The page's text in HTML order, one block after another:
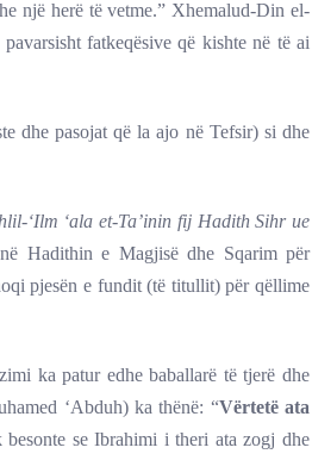
një herë të vetme.” Xhemalud-Din el-
fatkeqësive që kishte në të ai
dhe pasojat që la ajo në Tefsir) si dhe
‘Ilm ‘ala et-Ta’inin fij Hadith Sihr ue
Hadithin e Magjisë dhe Sqarim për
pjesën e fundit (të titullit) për qëllime
ka patur edhe baballarë të tjerë dhe
‘Abduh) ka thënë: “Vërtetë ata
besonte se Ibrahimi i theri ata zogj dhe